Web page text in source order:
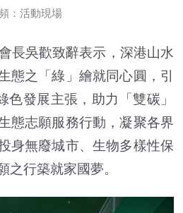
：活動現場
長吳歡致辭表示，深港山水
態之「綠」繪就同心圓，引
色發展主張，助力「雙碳」
態志願服務行動，凝聚各界
身無廢城市、生物多樣性保
之行築就家國夢。